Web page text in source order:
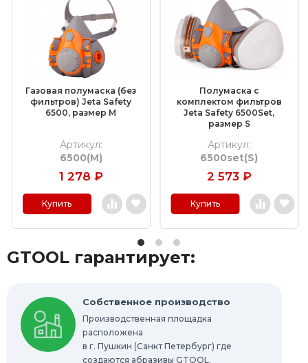
Насадки для граверов
Дополнительные комплектующие
Средства индивидуальной защиты
Очистители и средства для ухода за
Полировальные материалы
Абразивные материалы
Новинки
Распродажа Выгодная цена
Шлифовально-полировальные станки
Запасные части
Газовая полумаска (без
фильтров) Jeta Safety
6500, размер M
Артикул:
6500(M)
1 278 ₽
Купить
Полумаска с
комплектом фильтров
Jeta Safety 6500Set,
размер S
Артикул:
6500set(S)
2 573 ₽
Купить
GTOOL гарантирует:
Собственное производство
Производственная площадка
расположена
в г. Пушкин (Санкт Петербург) где
создаются абразивы GTOOL.